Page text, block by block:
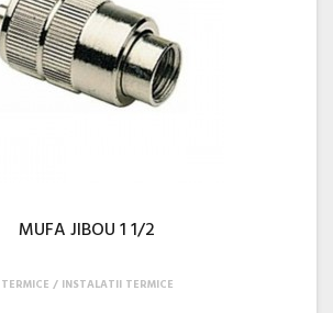
MUFA JIBOU 1 1/2
TERMICE INSTALATII TERMICE